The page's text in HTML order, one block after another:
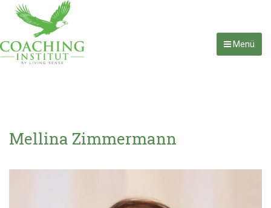
Menü
Mellina Zimmermann